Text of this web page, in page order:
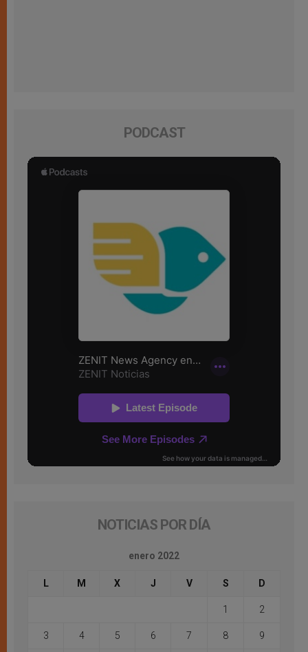
PODCAST
NOTICIAS POR DÍA
enero 2022
L M X J V S D
1 2
3 4 5 6 7 8 9